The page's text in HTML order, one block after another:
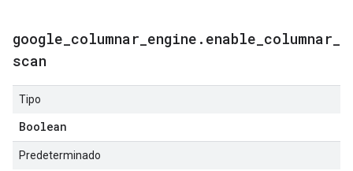
google columnar engine . enable columnar
scan
Tipo
Boolean
Predeterminado